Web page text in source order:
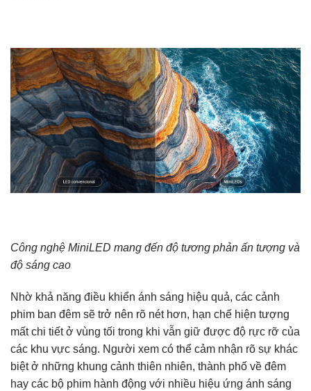
Công nghệ MiniLED mang đến độ tương phản ấn tượng và
độ sáng cao
Nhờ khả năng điều khiển ánh sáng hiệu quả, các cảnh
phim ban đêm sẽ trở nên rõ nét hơn, hạn chế hiện tượng
mất chi tiết ở vùng tối trong khi vẫn giữ được độ rực rỡ của
các khu vực sáng. Người xem có thể cảm nhận rõ sự khác
biệt ở những khung cảnh thiên nhiên, thành phố về đêm
hay các bộ phim hành động với nhiều hiệu ứng ánh sáng